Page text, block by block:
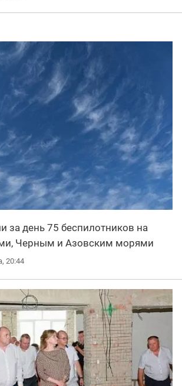
за день 75 беспилотников на
Черным и Азовским морями
20:44